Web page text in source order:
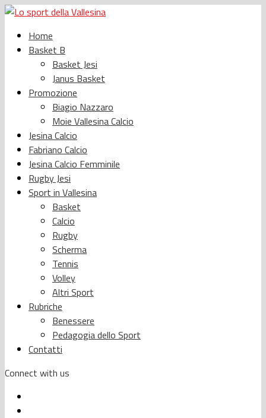
Home
Basket B
Basket Jesi
Janus Basket
Promozione
Biagio Nazzaro
Moie Vallesina Calcio
Jesina Calcio
Fabriano Calcio
Jesina Calcio Femminile
Rugby Jesi
Sport in Vallesina
Basket
Calcio
Rugby
Scherma
Tennis
Volley
Altri Sport
Rubriche
Benessere
Pedagogia dello Sport
Contatti
Connect with us